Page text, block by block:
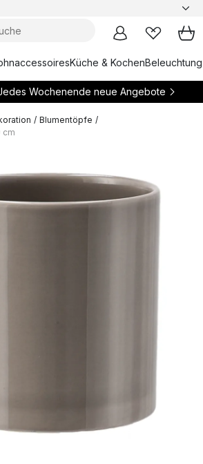
Küche & KochenBeleuchtung
Wochenende neue Angebote
/ Blumentöpfe /
cm